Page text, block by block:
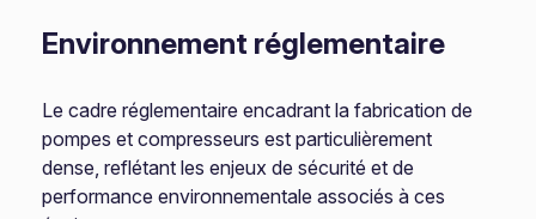
Environnement réglementaire
Le cadre réglementaire encadrant la fabrication de
pompes et compresseurs est particulièrement
dense, reflétant les enjeux de sécurité et de
performance environnementale associés à ces